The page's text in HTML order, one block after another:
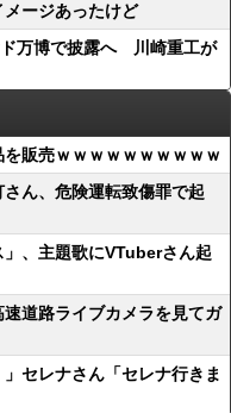
ージあったけど
万博で披露へ 川崎重工が
販売ｗｗｗｗｗｗｗｗｗｗ
さん、危険運転致傷罪で起
」、主題歌にVTuberさん起
速道路ライブカメラを見てガ
セレナさん「セレナ行きま